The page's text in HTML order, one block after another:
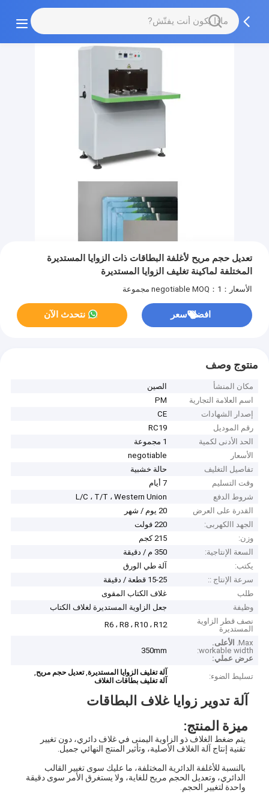
تعديل حجم مريح لأغلفة البطاقات ذات الزوايا المستديرة
المختلفة لماكينة تغليف الزوايا المستديرة
الأسعار：negotiable MOQ：1 مجموعة
افضل سعر نتحدث الآن
منتوج وصف
مكان المنشأ
الصين
اسم العلامة التجارية
PM
إصدار الشهادات
CE
رقم الموديل
RC19
الحد الأدنى لكمية
1 مجموعة
الأسعار
negotiable
تفاصيل التغليف
حالة خشبية
وقت التسليم
7 أيام
شروط الدفع
L/C ، T/T ، Western Union
القدرة على العرض
20 يوم / شهر
الجهد االكهربى:
220 فولت
وزن:
215 كجم
السعة الإنتاجية:
350 م / دقيقة
يكتب:
آلة طي الورق
سرعة الإنتاج ::
15-25 قطعة / دقيقة
طلب
غلاف الكتاب المقوى
وظيفة
جعل الزاوية المستديرة لغلاف الكتاب
نصف قطر الزاوية
المستديرة
R6 ، R8 ، R10 ، R12
Max.
الأعلى.
workable width:
عرض عملي:
350mm
تسليط الضوء: آلة تغليف الزوايا المستديرة,تعديل حجم مريح,
آلة تغليف بطاقات الغلاف
آلة تدوير زوايا غلاف البطاقات
ميزة المنتج:
تقنية إنتاج آلة الغلاف الأصلية، وتأثير المنتج النهائي جميل.
واحدة لتغيير الحجم.